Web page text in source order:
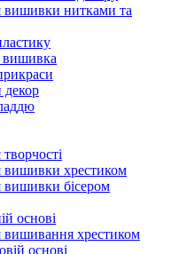
вишивки нитками та
декор
вишивки хрестиком
бісером
основі
вишивання хрестиком
основі